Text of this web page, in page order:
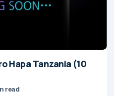
Hapa Tanzania (10
read